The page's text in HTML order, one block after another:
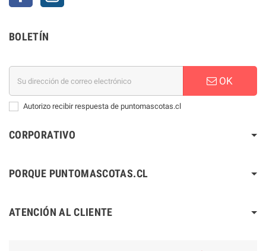
BOLETÍN
OK
Autorizo recibir respuesta de puntomascotas.cl
CORPORATIVO
PORQUE PUNTOMASCOTAS.CL
ATENCIÓN AL CLIENTE